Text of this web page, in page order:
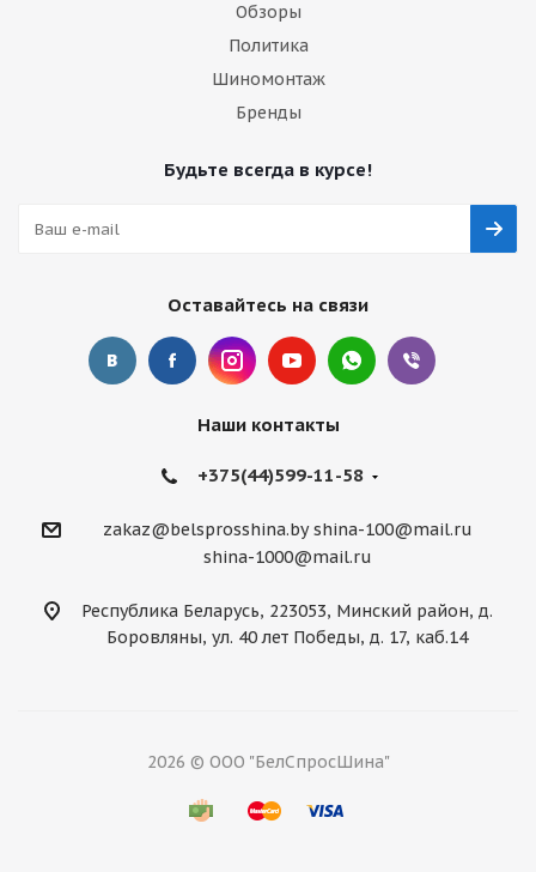
Обзоры
Политика
Шиномонтаж
Бренды
Будьте всегда в курсе!
Оставайтесь на связи
Наши контакты
+375(44)599-11-58
zakaz@belsprosshina.by shina-100@mail.ru
shina-1000@mail.ru
Республика Беларусь, 223053, Минский район, д.
Боровляны, ул. 40 лет Победы, д. 17, каб.14
2026 © ООО "БелСпросШина"